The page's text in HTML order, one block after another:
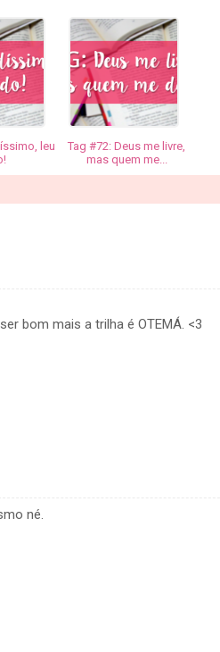
leu
Tag #72: Deus me livre,
mas quem me...
bom mais a trilha é OTEMÁ. <3
né.